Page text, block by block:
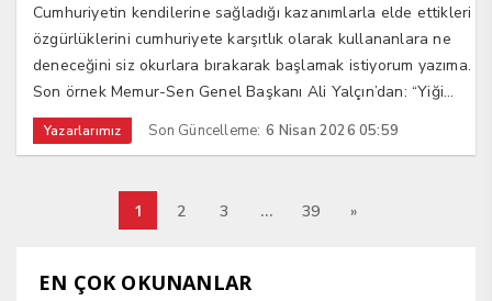
Cumhuriyetin kendilerine sağladığı kazanımlarla elde ettikleri
özgürlüklerini cumhuriyete karşıtlık olarak kullananlara ne
deneceğini siz okurlara bırakarak başlamak istiyorum yazıma.
Son örnek Memur-Sen Genel Başkanı Ali Yalçın’dan: “Yiği...
Yazarlarımız Son Güncelleme: 6 Nisan 2026 05:59
1 2 3 … 39 »
EN ÇOK OKUNANLAR